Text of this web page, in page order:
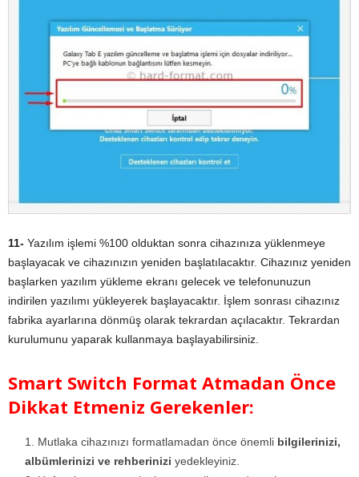
11- Yazılım işlemi %100 olduktan sonra cihazınıza yüklenmeye
başlayacak ve cihazınızın yeniden başlatılacaktır. Cihazınız yeniden
başlarken yazılım yükleme ekranı gelecek ve telefonunuzun
indirilen yazılımı yükleyerek başlayacaktır. İşlem sonrası cihazınız
fabrika ayarlarına dönmüş olarak tekrardan açılacaktır. Tekrardan
kurulumunu yaparak kullanmaya başlayabilirsiniz.
Smart Switch Format Atmadan Önce
Dikkat Etmeniz Gerekenler:
Mutlaka cihazınızı formatlamadan önce önemli bilgilerinizi,
albümlerinizi ve rehberinizi yedekleyiniz.